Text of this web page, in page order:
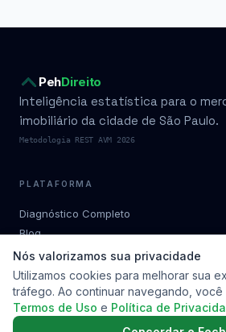
PehDireito
Inteligência estatística para o
imobiliário da cidade de São Paulo.
Metodologia REST AVM 2026
PLATAFORMA
Diagnóstico Completo
Blog
Condomínios por bairro
Planos
Metodologia
Soluções
Nós valorizamos sua privacidade
Utilizamos cookies para melhorar sua
tráfego. Ao continuar navegando,
Termos de Uso e Política de